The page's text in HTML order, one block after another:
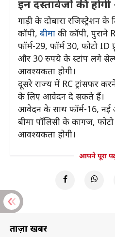
इन दस्तावेजों की
गाड़ी के दोबारा रजिस्ट्रेशन
कॉपी, बीमा की कॉपी, पुराने
फॉर्म-29, फॉर्म 30, फोटो ID
और 30 रुपये के स्टांप लगे
आवश्यकता होगी।
दूसरे राज्य में RC ट्रांसफर
के लिए आवेदन दे सकते हैं।
आवेदन के साथ फॉर्म-16, नई
बीमा पॉलिसी के कागज,
आवश्यकता होगी।
आपने पूरा
ताज़ा खबरें